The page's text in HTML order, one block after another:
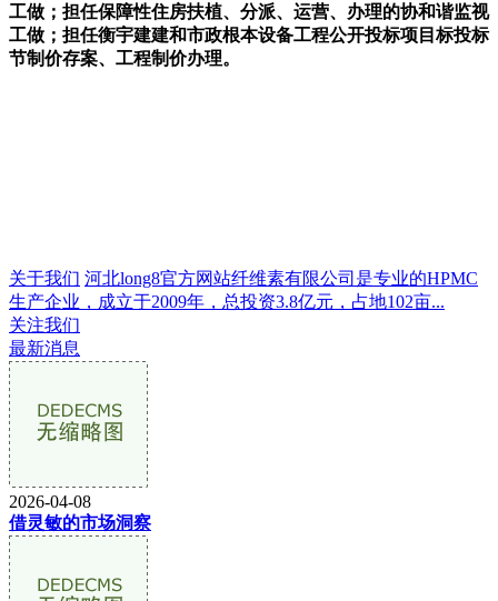
工做；担任保障性住房扶植、分派、运营、办理的协和谐监视
工做；担任衡宇建建和市政根本设备工程公开投标项目标投标
节制价存案、工程制价办理。
关于我们 河北long8官方网站纤维素有限公司是专业的HPMC
生产企业，成立于2009年，总投资3.8亿元，占地102亩...
关注我们
最新消息
2026-04-08
借灵敏的市场洞察